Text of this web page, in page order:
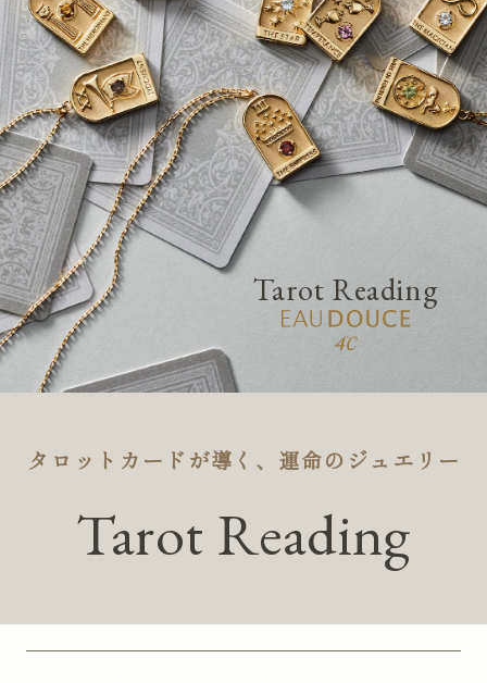
カテゴリー すべてのジュエリー
素材
カラー
誕生石
モチーフ
石の色
ファッションテイス
ト
Tarot Reading
タロットカードが導く、運命のジュエリー
Tarot Reading